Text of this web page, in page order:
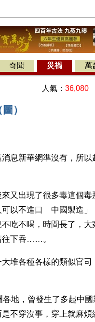
奇聞 災禍 萬
人氣： 36,080
）
消息新華網準沒有，所以
又出現了很多毒這個毒
以不進口「中國製造」
吃不喝，時間長了，大
往下吞……。
堆各種各樣的類似官
地，曾發生了多起中
不穿沒事，穿上就麻煩